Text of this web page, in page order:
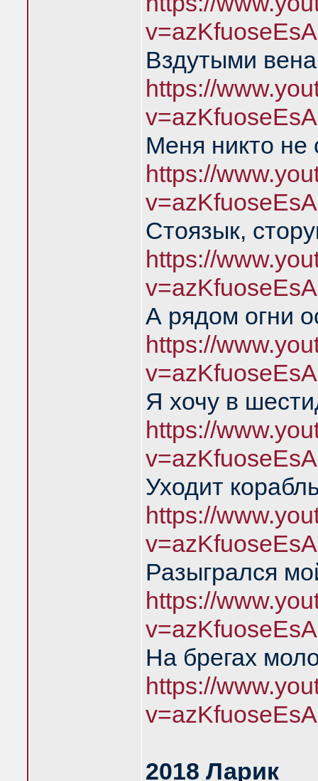
Вздутыми
https://
Меня никто
https://
Стоязык,
https://
А рядом огни
https://
Я хочу в
https://
Уходит
https://
Разыгрался
https://
На брегах
https://
2018 Ларик